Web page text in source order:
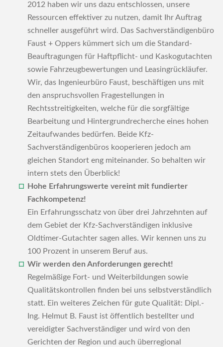
2012 haben wir uns dazu entschlossen, unsere
Ressourcen effektiver zu nutzen, damit Ihr Auftrag
schneller ausgeführt wird. Das Sachverständigenbüro
Faust + Oppers kümmert sich um die Standard-
Beauftragungen für Haftpflicht- und Kaskogutachten
sowie Fahrzeugbewertungen und Leasingrückläufer.
Wir, das Ingenieurbüro Faust, beschäftigen uns mit
den anspruchsvollen Fragestellungen in
Rechtsstreitigkeiten, welche für die sorgfältige
Bearbeitung und Hintergrundrecherche eines hohen
Zeitaufwandes bedürfen. Beide Kfz-
Sachverständigenbüros kooperieren jedoch am
gleichen Standort eng miteinander. So behalten wir
intern stets den Überblick!
Hohe Erfahrungswerte vereint mit fundierter
Fachkompetenz!
Ein Erfahrungsschatz von über drei Jahrzehnten auf
dem Gebiet der Kfz-Sachverständigen inklusive
Oldtimer-Gutachter sagen alles. Wir kennen uns zu
100 Prozent in unserem Beruf aus.
Wir werden den Anforderungen gerecht!
Regelmäßige Fort- und Weiterbildungen sowie
Qualitätskontrollen finden bei uns selbstverständlich
statt. Ein weiteres Zeichen für gute Qualität: Dipl.-
Ing. Helmut B. Faust ist öffentlich bestellter und
vereidigter Sachverständiger und wird von den
Gerichten der Region und auch überregional